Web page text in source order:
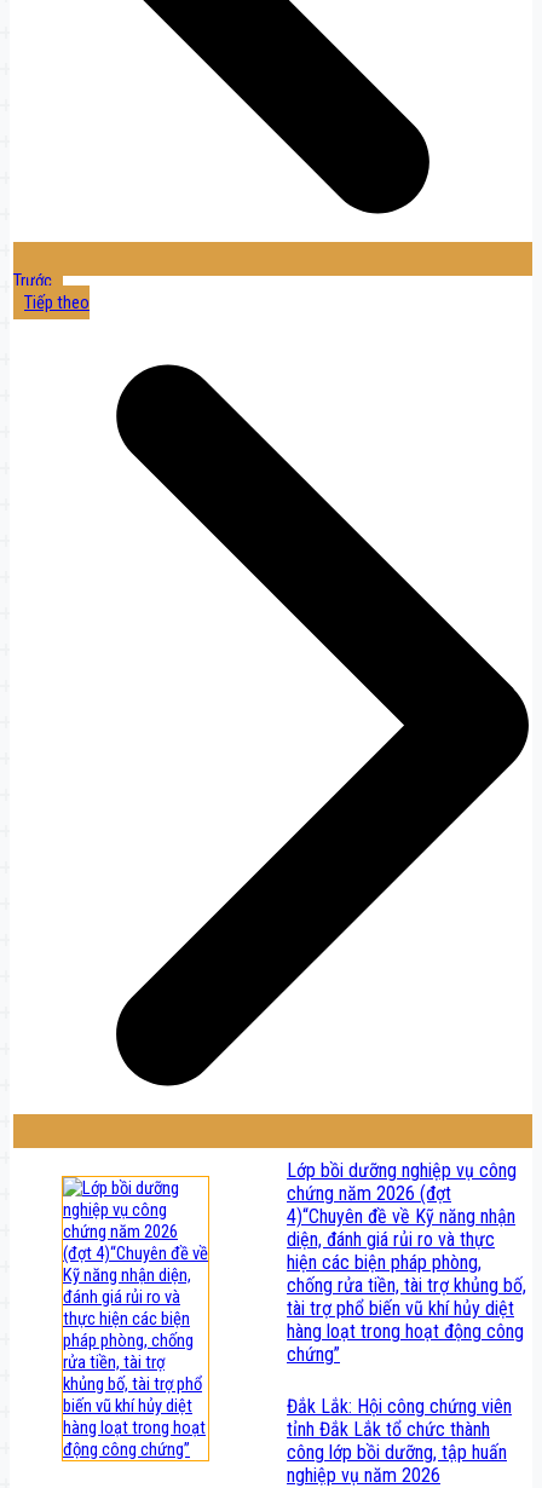
Trước
Tiếp theo
Lớp bồi dưỡng nghiệp vụ công
chứng năm 2026 (đợt
4)“Chuyên đề về Kỹ năng nhận
diện, đánh giá rủi ro và thực
hiện các biện pháp phòng,
chống rửa tiền, tài trợ khủng bố,
tài trợ phổ biến vũ khí hủy diệt
hàng loạt trong hoạt động công
chứng”
Đắk Lắk: Hội công chứng viên
tỉnh Đắk Lắk tổ chức thành
công lớp bồi dưỡng, tập huấn
nghiệp vụ năm 2026